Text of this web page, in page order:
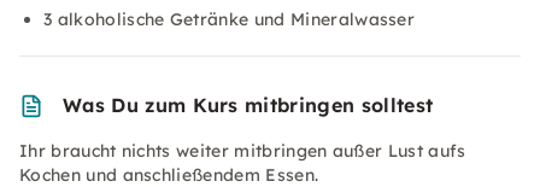
3 alkoholische Getränke und Mineralwasser
Was Du zum Kurs mitbringen solltest
Ihr braucht nichts weiter mitbringen außer Lust aufs
Kochen und anschließendem Essen.